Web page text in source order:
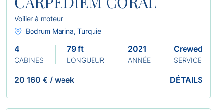
Voilier à moteur
Bodrum Marina, Turquie
4
CABINES
79 ft
LONGUEUR
2021
ANNÉE
Crewed
SERVICE
20 160 € / week DÉTAILS